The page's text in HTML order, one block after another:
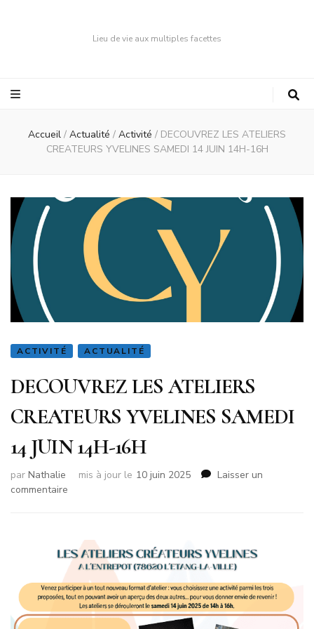
Lieu de vie aux multiples facettes
Accueil / Actualité / Activité / DECOUVREZ LES ATELIERS
CREATEURS YVELINES SAMEDI 14 JUIN 14H-16H
ACTIVITÉ ACTUALITÉ
DECOUVREZ LES ATELIERS
CREATEURS YVELINES SAMEDI
14 JUIN 14H-16H
par Nathalie mis à jour le 10 juin 2025
Laisser un
commentaire
CREATEURS
YVELINES
14
JUIN
14H-